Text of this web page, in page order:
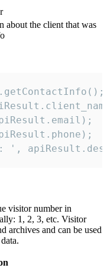
about the client that was
',
visitor number in
1, 2, 3, etc. Visitor
archives and can be used